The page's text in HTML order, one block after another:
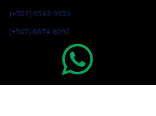
(+507) 6543-9959
(+507) 6674-8092